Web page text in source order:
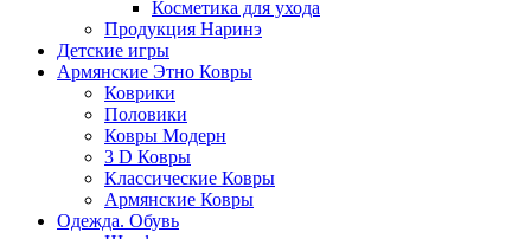
Косметика для ухода
Продукция Наринэ
Детские игры
Армянские Этно Ковры
Коврики
Половики
Ковры Модерн
3 D Ковры
Классические Ковры
Армянские Ковры
Одежда. Обувь